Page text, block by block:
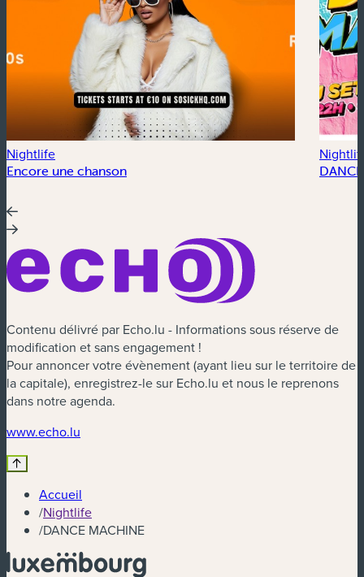
Nightlife
Encore une chanson
Contenu délivré par Echo.lu - Informations sous réserve de
modification et sans engagement !
Pour annoncer votre évènement (ayant lieu sur le territoire de
la capitale), enregistrez-le sur Echo.lu et nous le reprenons
dans notre agenda.
www.echo.lu
Accueil
/Nightlife
/DANCE MACHINE